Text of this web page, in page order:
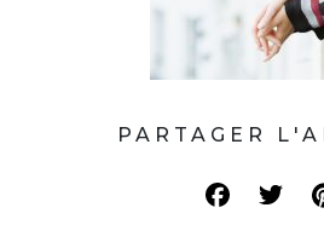
PARTAGER